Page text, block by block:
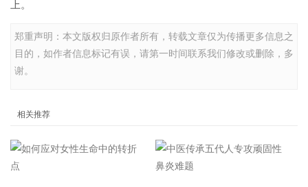
上。
郑重声明：本文版权归原作者所有，转载文章仅为传播更多信息之
目的，如作者信息标记有误，请第一时间联系我们修改或删除，多
谢。
相关推荐